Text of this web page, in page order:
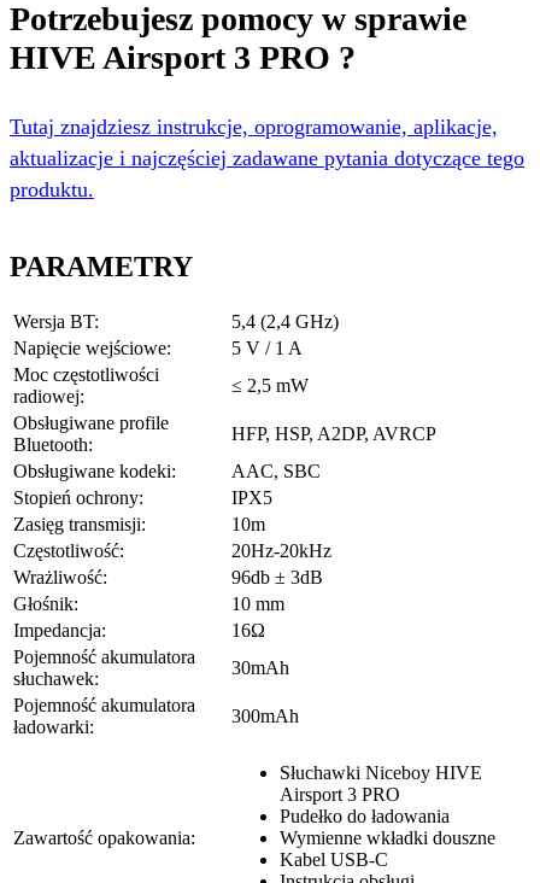
Potrzebujesz pomocy w sprawie
HIVE Airsport 3 PRO ?
Tutaj znajdziesz instrukcje, oprogramowanie, aplikacje,
aktualizacje i najczęściej zadawane pytania dotyczące tego
produktu.
PARAMETRY
Wersja BT:
5,4 (2,4 GHz)
Napięcie wejściowe:
5 V / 1 A
Moc częstotliwości
radiowej:
≤ 2,5 mW
Obsługiwane profile
Bluetooth:
HFP, HSP, A2DP, AVRCP
Obsługiwane kodeki:
AAC, SBC
Stopień ochrony:
IPX5
Zasięg transmisji:
10m
Częstotliwość:
20Hz-20kHz
Wrażliwość:
96db ± 3dB
Głośnik:
10 mm
Impedancja:
16Ω
Pojemność akumulatora
słuchawek:
30mAh
Pojemność akumulatora
ładowarki:
300mAh
Zawartość opakowania:
Słuchawki Niceboy HIVE
Airsport 3 PRO
Pudełko do ładowania
Wymienne wkładki douszne
Kabel USB-C